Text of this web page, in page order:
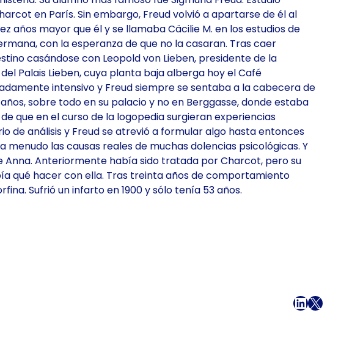
en París. Sin embargo, Freud volvió a apartarse de él al
años mayor que él y se llamaba Cäcilie M. en los estudios de
con la esperanza de que no la casaran. Tras caer
casándose con Leopold von Lieben, presidente de la
Palais Lieben, cuya planta baja alberga hoy el Café
intensivo y Freud siempre se sentaba a la cabecera de
sobre todo en su palacio y no en Berggasse, donde estaba
que en el curso de la logopedia surgieran experiencias
de análisis y Freud se atrevió a formular algo hasta entonces
menudo las causas reales de muchas dolencias psicológicas. Y
Anna. Anteriormente había sido tratada por Charcot, pero su
qué hacer con ella. Tras treinta años de comportamiento
Sufrió un infarto en 1900 y sólo tenía 53 años.
Facebook
LinkedIn
X Correo